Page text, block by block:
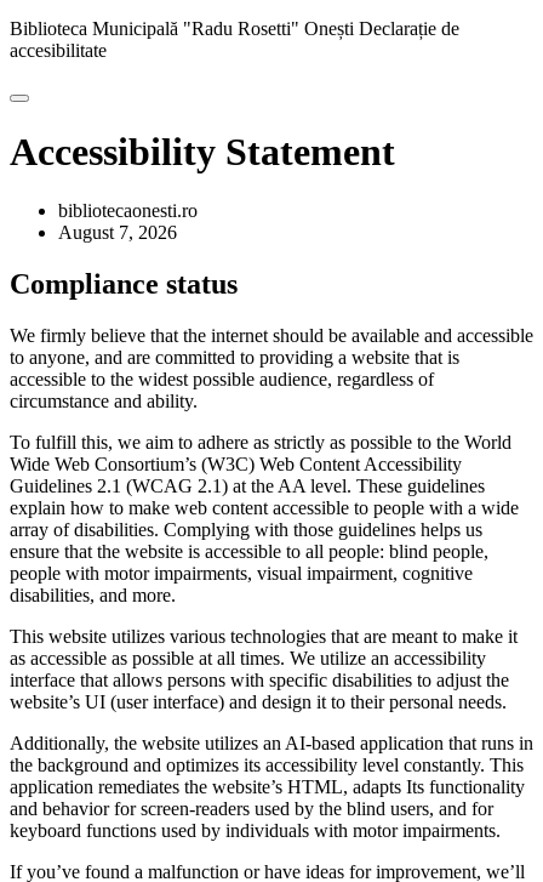
Biblioteca Municipală "Radu Rosetti" Onești Declarație de
accesibilitate
Accessibility Statement
bibliotecaonesti.ro
August 7, 2026
Compliance status
We firmly believe that the internet should be available and accessible
to anyone, and are committed to providing a website that is
accessible to the widest possible audience, regardless of
circumstance and ability.
To fulfill this, we aim to adhere as strictly as possible to the World
Wide Web Consortium’s (W3C) Web Content Accessibility
Guidelines 2.1 (WCAG 2.1) at the AA level. These guidelines
explain how to make web content accessible to people with a wide
array of disabilities. Complying with those guidelines helps us
ensure that the website is accessible to all people: blind people,
people with motor impairments, visual impairment, cognitive
disabilities, and more.
This website utilizes various technologies that are meant to make it
as accessible as possible at all times. We utilize an accessibility
interface that allows persons with specific disabilities to adjust the
website’s UI (user interface) and design it to their personal needs.
Additionally, the website utilizes an AI-based application that runs in
the background and optimizes its accessibility level constantly. This
application remediates the website’s HTML, adapts Its functionality
and behavior for screen-readers used by the blind users, and for
keyboard functions used by individuals with motor impairments.
If you’ve found a malfunction or have ideas for improvement, we’ll